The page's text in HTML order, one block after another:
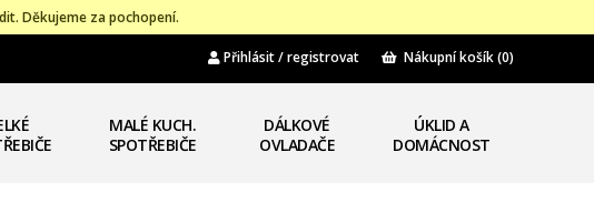
Děkujeme za pochopení.
Přihlásit / registrovat Nákupní košík(0)
MALÉ KUCH.
SPOTŘEBIČE
DÁLKOVÉ
OVLADAČE
ÚKLID A
DOMÁCNOST